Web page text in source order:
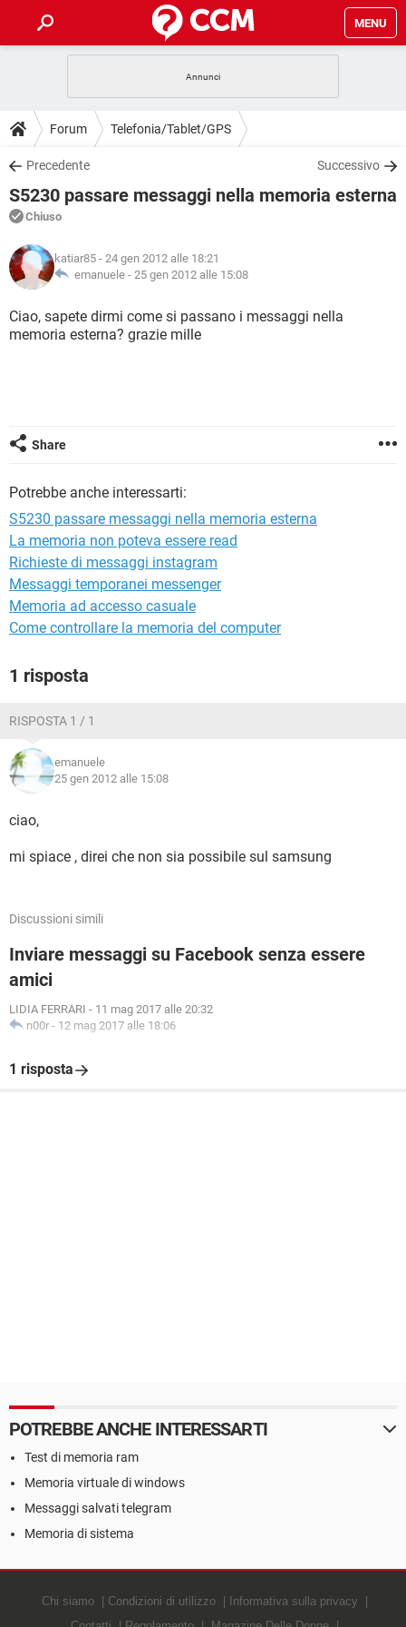
MENU
INTRATTENIMENTO ANDROID
iOS
INSTAGRAM WHATSAPP
TIKTOK
HARDWARE
GUIDE
COVID-19 GAMING
iOS
INSTAGRAM
TIKTOK FACEBOOK
DOWNLOAD
COVID-19 GAMING
INTRATTENIMENTO
iOS WINDOWS 10
INSTAGRAM
TIKTOK FACEBOOK
FORUM
COVID-19
INTRATTENIMENTO ANDROID
INSTAGRAM
GLOSSARIO
COVID-19
INTRATTENIMENTO ANDROID
HARDWARE
Forum Telefonia/Tablet/GPS
Precedente Successivo
S5230 passare messaggi nella memoria esterna
Chiuso
katiar85 - 24 gen 2012 alle 18:21
emanuele - 25 gen 2012 alle 15:08
Ciao, sapete dirmi come si passano i messaggi nella
memoria esterna? grazie mille
Share
Potrebbe anche interessarti:
S5230 passare messaggi nella memoria esterna
La memoria non poteva essere read
Richieste di messaggi instagram
Messaggi temporanei messenger
Memoria ad accesso casuale
Come controllare la memoria del computer
1 risposta
RISPOSTA 1 / 1
emanuele
25 gen 2012 alle 15:08
ciao,
mi spiace , direi che non sia possibile sul samsung
Discussioni simili
Inviare messaggi su Facebook senza essere
amici
LIDIA FERRARI - 11 mag 2017 alle 20:32
n00r - 12 mag 2017 alle 18:06
1 risposta
POTREBBE ANCHE INTERESSARTI
Test di memoria ram
Memoria virtuale di windows
Messaggi salvati telegram
Memoria di sistema
Chi siamo Condizioni di utilizzo
Informativa sulla privacy